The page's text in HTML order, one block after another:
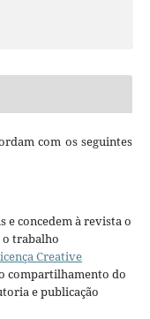
com os seguintes
concedem à revista o
trabalho
Creative
compartilhamento do
e publicação